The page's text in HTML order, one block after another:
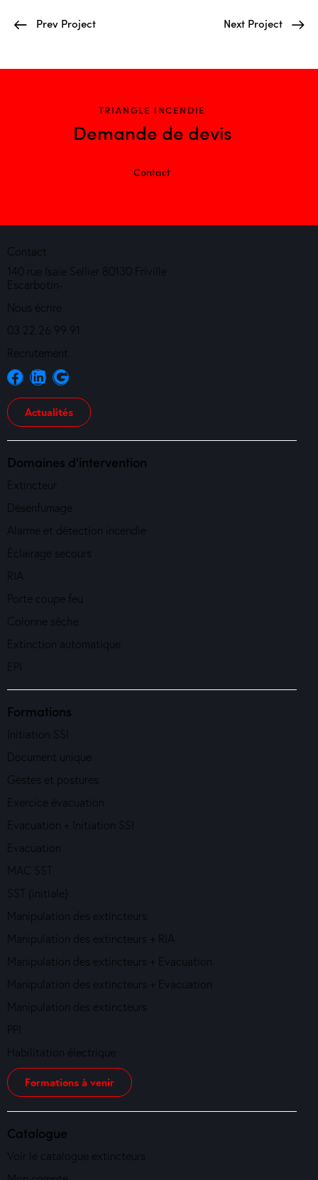
Prev Project Next Project
TRIANGLE INCENDIE
Demande de devis
Contact
Contact
140 rue Isaïe Sellier 80130 Friville
Escarbotin-
Nous écrire
03 22 26 99 91
Recrutement
Actualités
Domaines d'intervention
Extincteur
Désenfumage
Alarme et détection incendie
Éclairage secours
RIA
Porte coupe feu
Colonne sèche
Extinction automatique
EPI
Formations
Initiation SSI
Document unique
Gestes et postures
Exercice évacuation
Evacuation + Initiation SSI
Evacuation
MAC SST
SST (initiale)
Manipulation des extincteurs
Manipulation des extincteurs + RIA
Manipulation des extincteurs + Evacuation
Manipulation des extincteurs + Evacuation
Manipulation des extincteurs
PPI
Habilitation électrique
Formations à venir
Catalogue
Voir le catalogue extincteurs